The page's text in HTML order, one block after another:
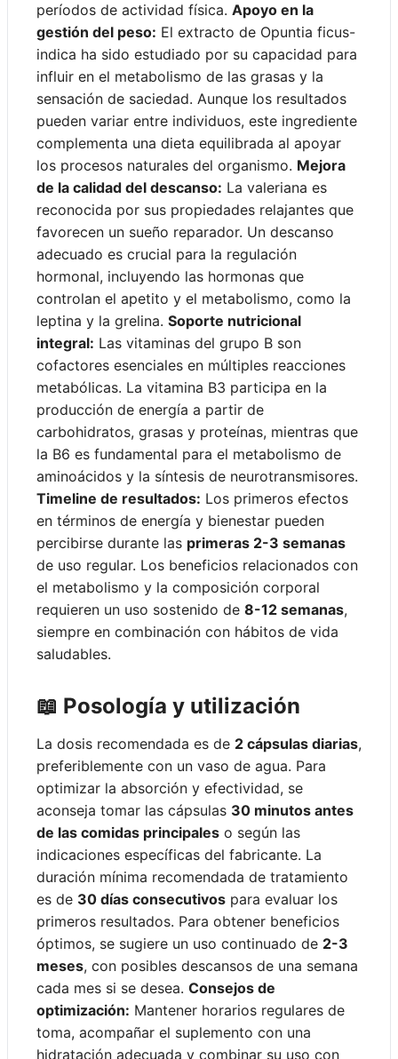
períodos de actividad física. Apoyo en la
gestión del peso: El extracto de Opuntia ficus-
indica ha sido estudiado por su capacidad para
influir en el metabolismo de las grasas y la
sensación de saciedad. Aunque los resultados
pueden variar entre individuos, este ingrediente
complementa una dieta equilibrada al apoyar
los procesos naturales del organismo. Mejora
de la calidad del descanso: La valeriana es
reconocida por sus propiedades relajantes que
favorecen un sueño reparador. Un descanso
adecuado es crucial para la regulación
hormonal, incluyendo las hormonas que
controlan el apetito y el metabolismo, como la
leptina y la grelina. Soporte nutricional
integral: Las vitaminas del grupo B son
cofactores esenciales en múltiples reacciones
metabólicas. La vitamina B3 participa en la
producción de energía a partir de
carbohidratos, grasas y proteínas, mientras que
la B6 es fundamental para el metabolismo de
aminoácidos y la síntesis de neurotransmisores.
Timeline de resultados: Los primeros efectos
en términos de energía y bienestar pueden
percibirse durante las primeras 2-3 semanas
de uso regular. Los beneficios relacionados con
el metabolismo y la composición corporal
requieren un uso sostenido de 8-12 semanas,
siempre en combinación con hábitos de vida
saludables.
📖 Posología y utilización
La dosis recomendada es de 2 cápsulas diarias,
preferiblemente con un vaso de agua. Para
optimizar la absorción y efectividad, se
aconseja tomar las cápsulas 30 minutos antes
de las comidas principales o según las
indicaciones específicas del fabricante. La
duración mínima recomendada de tratamiento
es de 30 días consecutivos para evaluar los
primeros resultados. Para obtener beneficios
óptimos, se sugiere un uso continuado de 2-3
meses, con posibles descansos de una semana
cada mes si se desea. Consejos de
optimización: Mantener horarios regulares de
toma, acompañar el suplemento con una
hidratación adecuada y combinar su uso con